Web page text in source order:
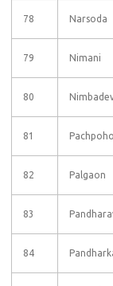
78 Narsoda
79 Nimani
80
81
82 Palgaon
83
84